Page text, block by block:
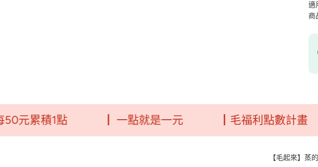
適
商
點 ┃ 一點就是一元 ┃毛福利點數計畫 ┃
【毛起來】蒸